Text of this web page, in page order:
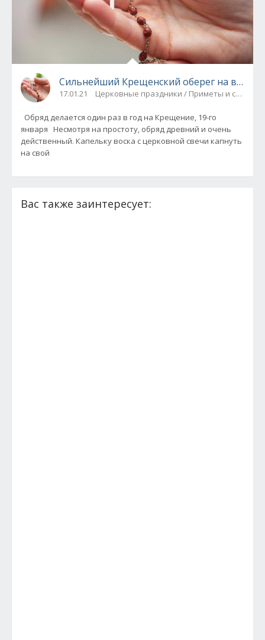
Сильнейший Крещенский оберег на весь
17.01.21 Церковные праздники / Приметы и
Обряд делается один раз в год на Крещение, 19-го
января Несмотря на простоту, обряд древний и очень
действенный. Капельку воска с церковной свечи капнуть
на свой
Вас также заинтересует: